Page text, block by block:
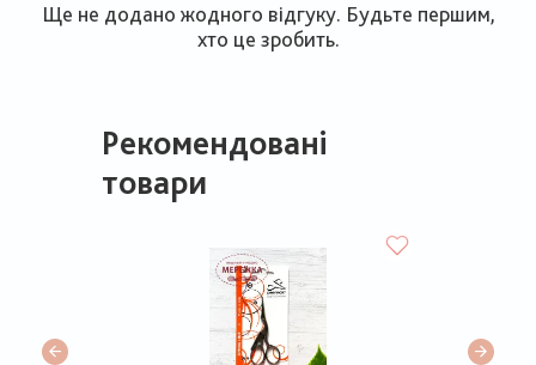
Ще не додано жодного відгуку. Будьте першим,
хто це зробить.
Рекомендовані
товари